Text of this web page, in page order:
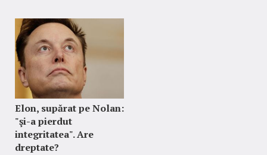
Elon, supărat pe Nolan:
"şi-a pierdut
integritatea". Are
dreptate?